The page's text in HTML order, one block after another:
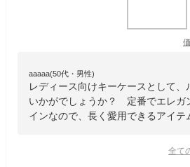
aaaaa(50代・男性)
レディース向けキーケースとして、
いかがでしょうか？ 定番でエレガ
インなので、長く愛用できるアイテ
全て